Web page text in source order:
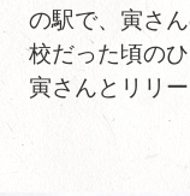
の駅で、寅さ
校だった頃の
寅さんとリリ